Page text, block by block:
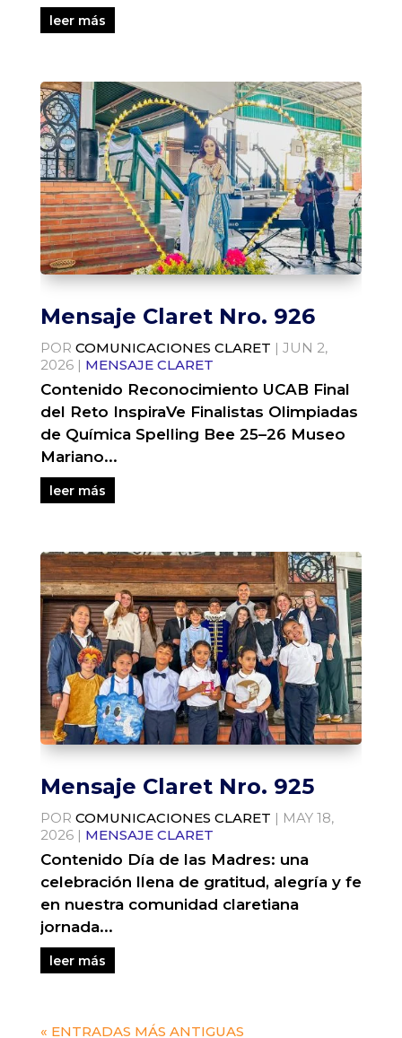
leer más
Mensaje Claret Nro. 926
POR COMUNICACIONES CLARET | JUN 2,
2026| MENSAJE CLARET
Contenido Reconocimiento UCAB Final
del Reto InspiraVe Finalistas Olimpiadas
de Química Spelling Bee 25–26 Museo
Mariano...
leer más
Mensaje Claret Nro. 925
POR COMUNICACIONES CLARET | MAY 18,
2026| MENSAJE CLARET
Contenido Día de las Madres: una
celebración llena de gratitud, alegría y fe
en nuestra comunidad claretiana
jornada...
leer más
« ENTRADAS MÁS ANTIGUAS